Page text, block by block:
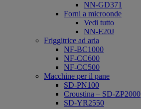
NN-GD371
Forni a microonde
Vedi tutto
NN-E20J
Friggitrice ad aria
NF-BC1000
NF-CC600
NF-CC500
Macchine per il pane
SD-PN100
Croustina – SD-ZP2000
SD-YR2550